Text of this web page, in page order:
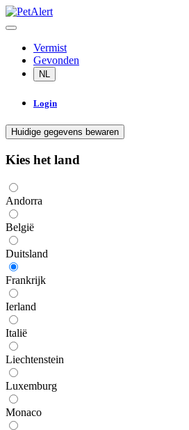
Vermist
Gevonden
NL
Login
Huidige gegevens bewaren
Kies het land
Andorra
België
Duitsland
Frankrijk
Ierland
Italië
Liechtenstein
Luxemburg
Monaco